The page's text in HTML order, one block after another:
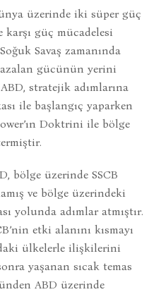
üzerinde iki süper güç
karşı güç mücadelesi
Savaş zamanında
gücünün yerini
ABD, stratejik adımlarına
ile başlangıç yaparken
Doktrini ile bölge
bölge üzerinde SSCB
ve bölge üzerindeki
yolunda adımlar atmıştır.
etki alanını kısmayı
ülkelerle ilişkilerini
yaşanan sıcak temas
ABD üzerinde